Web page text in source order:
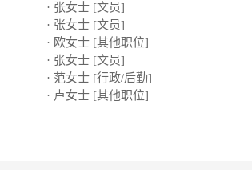
· 张女士 [文员]
· 张女士 [文员]
· 欧女士 [其他职位]
· 张女士 [文员]
· 范女士 [行政/后勤]
· 卢女士 [其他职位]